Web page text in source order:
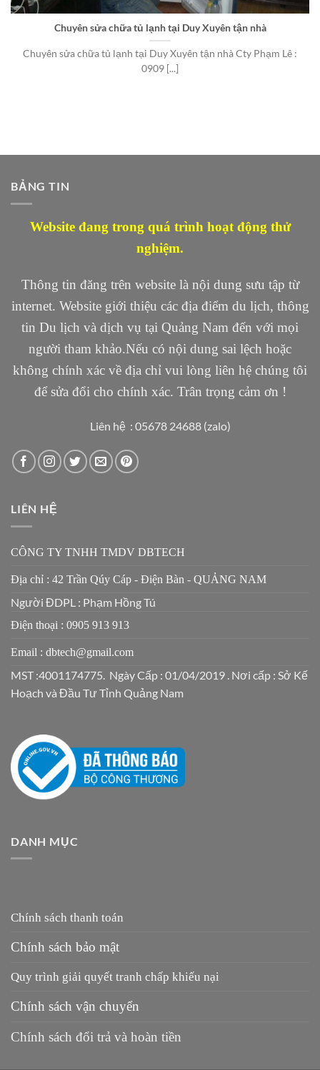
Chuyên sửa chữa tủ lạnh tại Duy Xuyên tận nhà
Chuyên sửa chữa tủ lạnh tại Duy Xuyên tận nhà Cty Phạm Lê :
0909 [...]
BẢNG TIN
Website đang trong quá trình hoạt động thử
nghiệm.
Thông tin đăng trên website là nội dung sưu tập từ
internet. Website giới thiệu các địa điểm du lịch, thông
tin Du lịch và dịch vụ tại Quảng Nam đến với mọi
người tham khảo.Nếu có nội dung sai lệch hoặc
không chính xác về địa chỉ vui lòng liên hệ chúng tôi
để sửa đổi cho chính xác. Trân trọng cảm ơn !
Liên hệ : 05678 24688 (zalo)
LIÊN HỆ
CÔNG TY TNHH TMDV DBTECH
Địa chỉ : 42 Trần Qúy Cáp - Điện Bàn - QUẢNG NAM
Người ĐDPL : Phạm Hồng Tú
Điện thoại : 0905 913 913
Email : dbtech@gmail.com
MST :4001174775. Ngày Cấp : 01/04/2019 . Nơi cấp : Sở Kế
Hoạch và Đầu Tư Tỉnh Quảng Nam
DANH MỤC
Chính sách thanh toán
Chính sách bảo mật
Quy trình giải quyết tranh chấp khiếu nại
Chính sách vận chuyển
Chính sách đổi trả và hoàn tiền